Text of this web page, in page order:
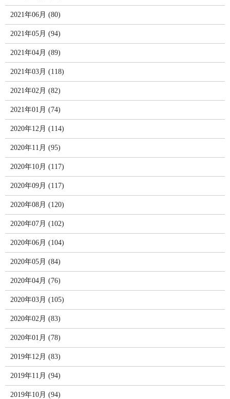
2021年06月 (80)
2021年05月 (94)
2021年04月 (89)
2021年03月 (118)
2021年02月 (82)
2021年01月 (74)
2020年12月 (114)
2020年11月 (95)
2020年10月 (117)
2020年09月 (117)
2020年08月 (120)
2020年07月 (102)
2020年06月 (104)
2020年05月 (84)
2020年04月 (76)
2020年03月 (105)
2020年02月 (83)
2020年01月 (78)
2019年12月 (83)
2019年11月 (94)
2019年10月 (94)